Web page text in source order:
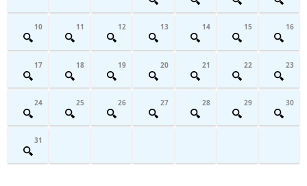
10 11 12 13 14 15 16
17 18 19 20 21 22 23
24 25 26 27 28 29 30
31